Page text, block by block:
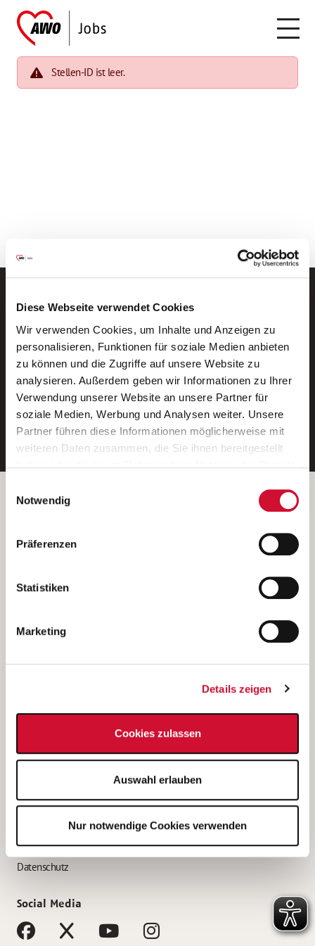
Diese Webseite verwendet Cookies
Wir verwenden Cookies, um Inhalte und Anzeigen zu
personalisieren, Funktionen für soziale Medien anbieten
zu können und die Zugriffe auf unsere Website zu
analysieren. Außerdem geben wir Informationen zu Ihrer
Verwendung unserer Website an unsere Partner für
soziale Medien, Werbung und Analysen weiter. Unsere
Partner führen diese Informationen möglicherweise mit
weiteren Daten zusammen, die Sie ihnen bereitgestellt
Wenn Sie auf „Cookies zulassen“ klicken, so stimmen
Sie der Speicherung sämtlicher Cookies zu. Sie können
Ihre Einwilligung selbstverständlich jederzeit widerrufen,
indem Sie die Cookie-Einstellungen aufrufen und diese
unsererDatenschutzerklärung
Notwendig
Präferenzen
Statistiken
Marketing
Details zeigen
Cookies zulassen
Auswahl erlauben
Nur notwendige Cookies verwenden
Stellen-ID ist leer.
Neue Stellen per E-Mail.
Ein kostenloser Service von AWO
Jobs.
E-Mail-Adresse eintragen
Betreiber der Webseite
Kantstraße 45a
(Ein Tochterunternehmen des AWO Bezirksverbandes Unterfranken
e.V.)
Bewerbung als Altenpflegehelfer*in
Bewerbung als Erzieher*in
AWO Gliederungen nach Bundesland
Impressum
Datenschutz
Social Media